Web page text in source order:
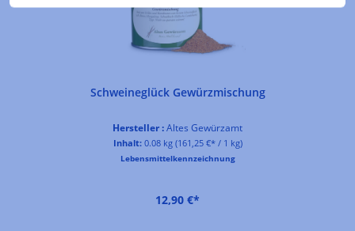
Schweineglück Gewürzmischung
Hersteller :Altes Gewürzamt
Inhalt: 0.08 kg (161,25 €* / 1 kg)
Lebensmittelkennzeichnung
12,90 €*